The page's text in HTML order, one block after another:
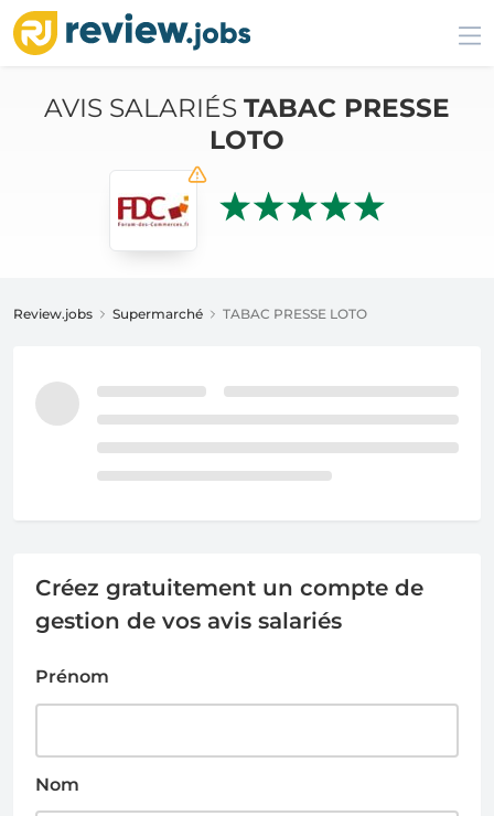
AVIS SALARIÉS TABAC PRESSE
LOTO
Review.jobs Supermarché TABAC PRESSE LOTO
Créez gratuitement un compte de
gestion de vos avis salariés
Prénom
Nom